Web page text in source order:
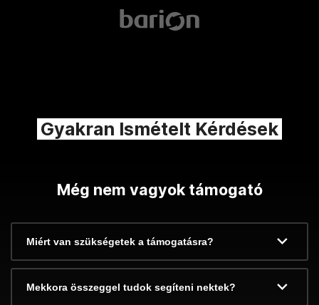
Gyakran Ismételt Kérdések
Még nem vagyok támogató
Miért van szükségetek a támogatásra?
Mekkora összeggel tudok segíteni nektek?